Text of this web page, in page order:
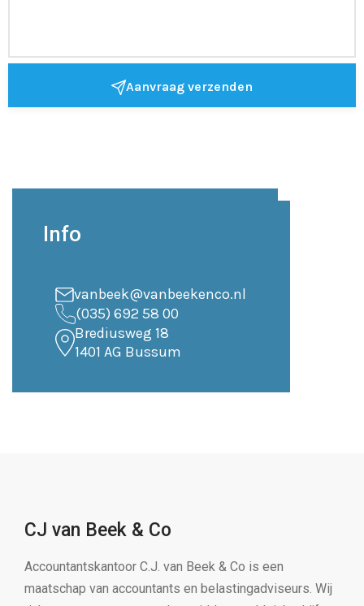
Aanvraag verzenden
Info
vanbeek@vanbeekenco.nl
(035) 692 58 00
Brediusweg 18
1401 AG Bussum
CJ van Beek & Co
Accountantskantoor C.J. van Beek & Co is een
maatschap van accountants en belastingadviseurs. Wij